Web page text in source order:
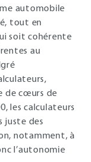
automobile
tout en
soit cohérente
au
de cœurs de
les calculateurs
juste des
notamment, à
l’autonomie